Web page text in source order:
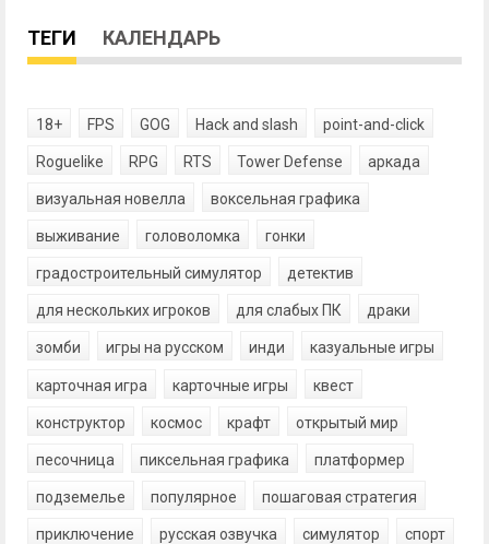
ТЕГИ КАЛЕНДАРЬ
18+ FPS GOG Hack and slash point-and-click
Roguelike RPG RTS Tower Defense аркада
визуальная новелла воксельная графика
выживание головоломка гонки
градостроительный симулятор детектив
для нескольких игроков для слабых ПК драки
зомби игры на русском инди казуальные игры
карточная игра карточные игры квест
конструктор космос крафт открытый мир
песочница пиксельная графика платформер
подземелье популярное пошаговая стратегия
приключение русская озвучка симулятор спорт